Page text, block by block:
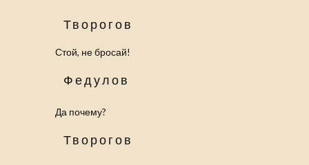
Творогов
Стой, не бросай!
Федулов
Да почему?
Творогов